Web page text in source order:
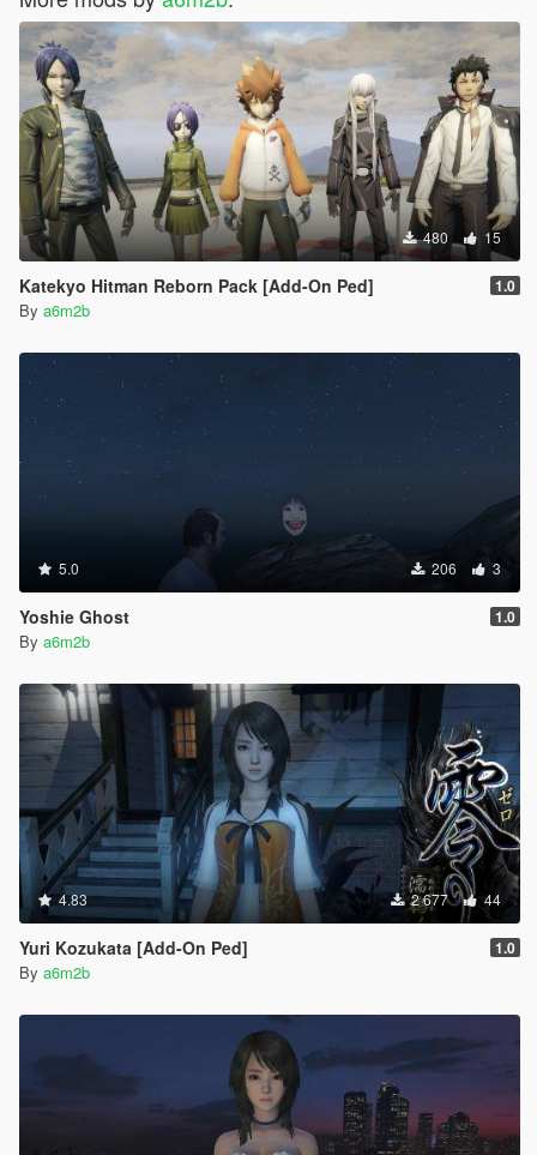
480 15
Katekyo Hitman Reborn Pack [Add-On Ped] 1.0
By a6m2b
5.0 206 3
Yoshie Ghost 1.0
By a6m2b
4.83 2 677 44
Yuri Kozukata [Add-On Ped] 1.0
By a6m2b